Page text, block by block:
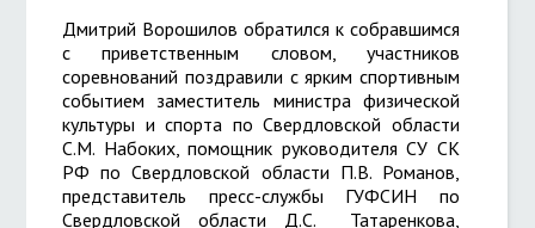
Дмитрий Ворошилов обратился к собравшимся
с приветственным словом, участников
соревнований поздравили с ярким спортивным
событием заместитель министра физической
культуры и спорта по Свердловской области
С.М. Набоких, помощник руководителя СУ СК
РФ по Свердловской области П.В. Романов,
представитель пресс-службы ГУФСИН по
Свердловской области Д.С. Татаренкова,